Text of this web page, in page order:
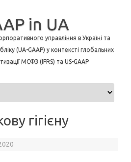
in UA
управління в Україні та
(UA-GAAP) у контексті глобальних
МСФЗ (IFRS) та US-GAAP
гігієну